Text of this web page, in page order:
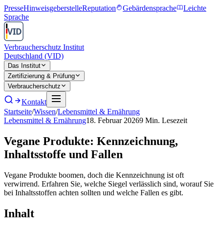
PresseHinweisgeberstelleReputation Gebärdensprache
Leichte
Sprache
Verbraucherschutz Institut
Deutschland (VID)
Das Institut
Zertifizierung & Prüfung
Verbraucherschutz
Kontakt
Startseite/Wissen/Lebensmittel & Ernährung
Lebensmittel & Ernährung18. Februar 20269 Min. Lesezeit
Vegane Produkte: Kennzeichnung,
Inhaltsstoffe und Fallen
Vegane Produkte boomen, doch die Kennzeichnung ist oft
verwirrend. Erfahren Sie, welche Siegel verlässlich sind, worauf Sie
bei Inhaltsstoffen achten sollten und welche Fallen es gibt.
Inhalt